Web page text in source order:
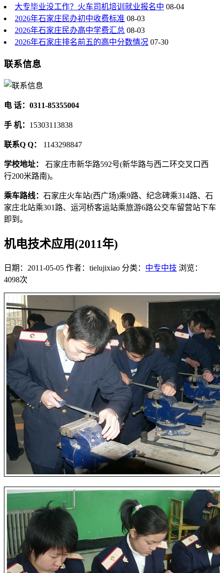
大专毕业没工作？火车司机培训就业报名中 08-04
2026年石家庄民办初中收费标准 08-03
2026年石家庄民办高中学费汇总 08-03
2026年石家庄排名前五的高中分数情况 07-30
联系信息
电 话：0311-85355004
手 机： 15303113838
联系Q Q： 1143298847
学校地址： 石家庄市新华路592号(新华路与西二环交叉口西
行200米路南)。
乘车路线： 石家庄火车站(西广场)乘9路、纪念碑乘314路、石
家庄北站乘301路、运河桥客运站乘旅游6路公交车留营站下车
即到。
机电技术应用(2011年)
日期：2011-05-05 作者：tielujixiao 分类： 中专中技 浏览：
4098次